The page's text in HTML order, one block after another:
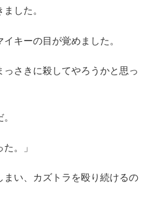
した。
キーの目が覚めました。
っさきに殺してやろうかと思っ
。」
まい、カズトラを殴り続けるの